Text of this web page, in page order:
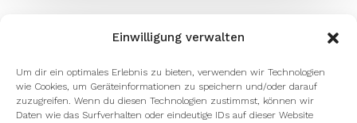
Einwilligung verwalten
Um dir ein optimales Erlebnis zu bieten, verwenden wir Technologien
wie Cookies, um Geräteinformationen zu speichern und/oder darauf
zuzugreifen. Wenn du diesen Technologien zustimmst, können wir
Daten wie das Surfverhalten oder eindeutige IDs auf dieser Website